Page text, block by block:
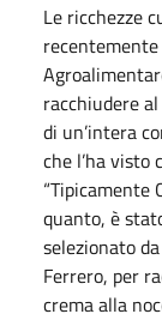
Le ricchezze
racchiudere
di un’intera
che l’ha visto
“Tipicamente
quanto, è
selezionato
Ferrero, per
crema alla